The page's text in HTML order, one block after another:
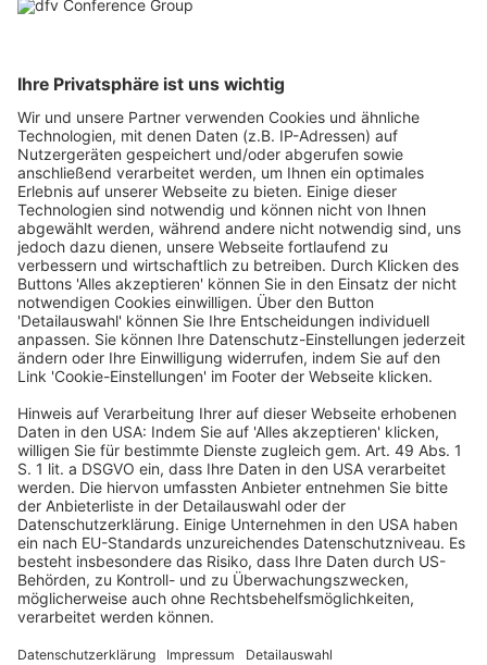
aufzubauen. Dort war er zuletzt als Chief
verantwortlich und leitete das bis zu 20-
köpfige Investment-Team der Gruppe mit
Zuständigkeit für die Bereiche Commercial,
Residential, Mikroapartments und
Hospitality.
Deutscher Hotelkongress
19./20. April 2027
Kap Europa
Frankfurt